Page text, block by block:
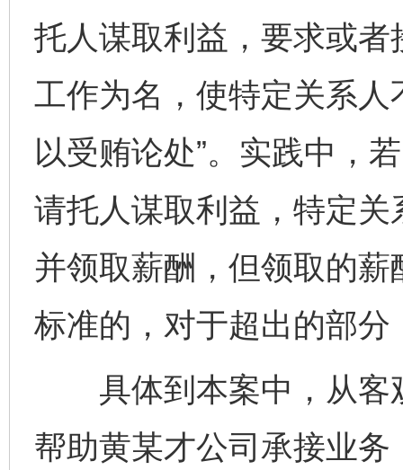
托人谋取利益，要求或
工作为名，使特定关系
以受贿论处”。实践中，
请托人谋取利益，特定
并领取薪酬，但领取的
标准的，对于超出的部
具体到本案中，从客
帮助黄某才公司承接业